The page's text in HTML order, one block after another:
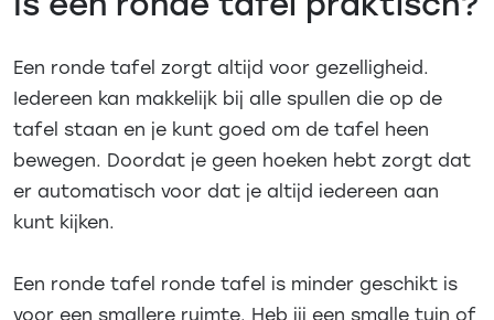
Een ronde tafel zorgt altijd voor gezelligheid.
Iedereen kan makkelijk bij alle spullen die op de
tafel staan en je kunt goed om de tafel heen
bewegen. Doordat je geen hoeken hebt zorgt dat
er automatisch voor dat je altijd iedereen aan
kunt kijken.
Een ronde tafel ronde tafel is minder geschikt is
voor een smallere ruimte. Heb jij een smalle tuin of